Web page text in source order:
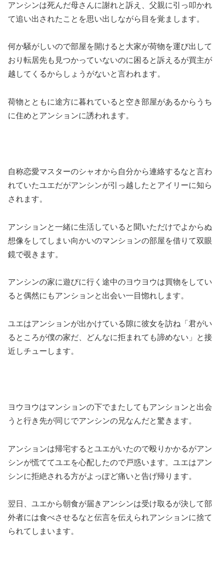
アンシンは死んだ母さんに謝れと訴え、父親に引っ叩かれ
て追い出されたことを思い出しながら目を覚まします。
何か騒がしいので部屋を開けると大家が荷物を運び出して
おり転居先も見つかっていないのに困ると訴えるが買主が
越してくるからしょうがないと言われます。
荷物とともに途方に暮れていると空き部屋があるからうち
に住めとアンションに誘われます。
自称恋愛マスターのシャオから自分から連絡するなと言わ
れていたユエだがアンシンが引っ越したとアイリーに知ら
されます。
アンションと一緒に生活していると聞いただけでよからぬ
想像をしてしまい向かいのマンションの部屋を借りて双眼
鏡で覗きます。
アンシンの家に遊びに行く途中のヨウヨウは買物をしてい
ると偶然にもアンションと出会い一目惚れします。
ユエはアンションが出かけている隙に彼女を訪ね「君がい
るところが僕の家だ、どんなに拒まれても諦めない」と接
近しチューします。
ヨウヨウはマンションの下でまたしてもアンションと出会
うと行き先が同じでアンシンの兄なんだと驚きます。
アンションは帰宅するとユエがいたので殴りかかるがアン
シンが慌ててユエを心配したので戸惑います。ユエはアン
シンに拒絶される方がよっぽど痛いと告げ帰ります。
翌日、ユエから朝食が届きアンシンは受け取るが決して部
外者には食べさせるなと伝言を伝えられアンションに捨て
られてしまいます。